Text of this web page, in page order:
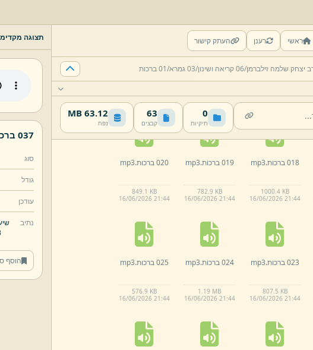
ראשי רענן העתק קישור
06 קריאה ושינון/ 03 גמרא/ 01 ברכות
0
תיקיות
63
קבצים
63.12 MB
נפח
16/06/2026 21:44
16/06/2026 21:44
16/06/2026 21:44
018 ברכות. mp3
1000.4 KB
16/06/2026 21:44
019 ברכות. mp3
782.9 KB
16/06/2026 21:44
020 ברכות. mp3
849.1 KB
16/06/2026 21:44
023 ברכות. mp3
807.5 KB
16/06/2026 21:44
024 ברכות. mp3
1.19 MB
16/06/2026 21:44
025 ברכות. mp3
576.9 KB
16/06/2026 21:44
תצוגה
037 ברכות.
סוג
גודל
עודכן
נתיב
הוסף